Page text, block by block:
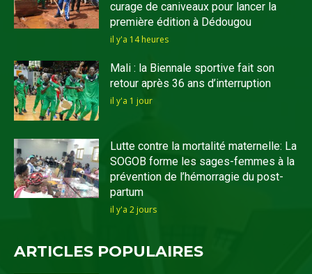
curage de caniveaux pour lancer la
première édition à Dédougou
il y'a 14 heures
Mali : la Biennale sportive fait son
retour après 36 ans d’interruption
il y'a 1 jour
Lutte contre la mortalité maternelle: La
SOGOB forme les sages-femmes à la
prévention de l’hémorragie du post-
partum
il y'a 2 jours
ARTICLES POPULAIRES